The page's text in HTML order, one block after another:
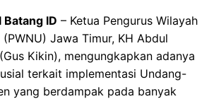
Batang ID – Ketua Pengurus Wilayah
Jawa Timur, KH Abdul
Kikin), mengungkapkan adanya
terkait implementasi Undang-
yang berdampak pada banyak